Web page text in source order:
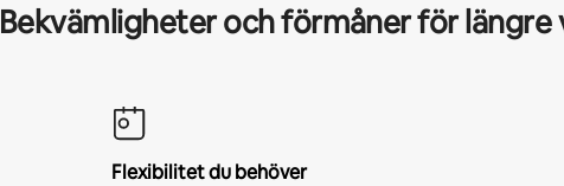
Bekvämligheter och förmåner för längre
Flexibilitet du behöver